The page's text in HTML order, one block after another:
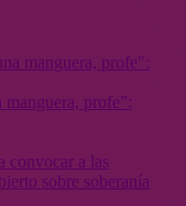
profe”: